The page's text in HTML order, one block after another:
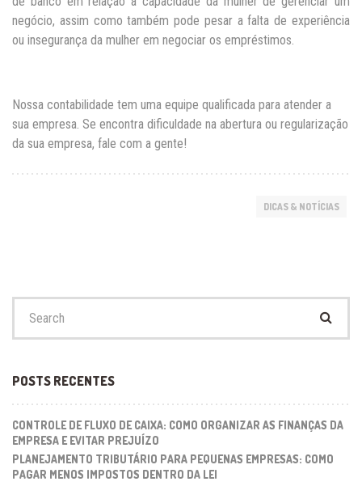
negócio, assim como também pode pesar a falta de experiência
ou insegurança da mulher em negociar os empréstimos.
Nossa contabilidade tem uma equipe qualificada para atender a
sua empresa. Se encontra dificuldade na abertura ou regularização
da sua empresa, fale com a gente!
DICAS & NOTÍCIAS
POSTS RECENTES
CONTROLE DE FLUXO DE CAIXA: COMO ORGANIZAR AS FINANÇAS DA
EMPRESA E EVITAR PREJUÍZO
PLANEJAMENTO TRIBUTÁRIO PARA PEQUENAS EMPRESAS: COMO
PAGAR MENOS IMPOSTOS DENTRO DA LEI